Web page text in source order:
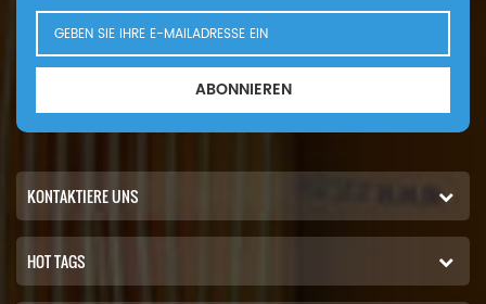
ABONNIEREN
KONTAKTIERE UNS
HOT TAGS